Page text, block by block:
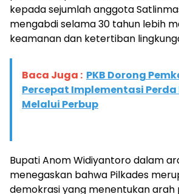
kepada sejumlah anggota
mengabdi selama 30 tahun lebih
keamanan dan ketertiban
Baca Juga : PKB Dorong
Percepat Implementasi Perda
Melalui Perbup
Bupati Anom Widiyantoro dalam
menegaskan bahwa Pilkades
demokrasi yang menentukan